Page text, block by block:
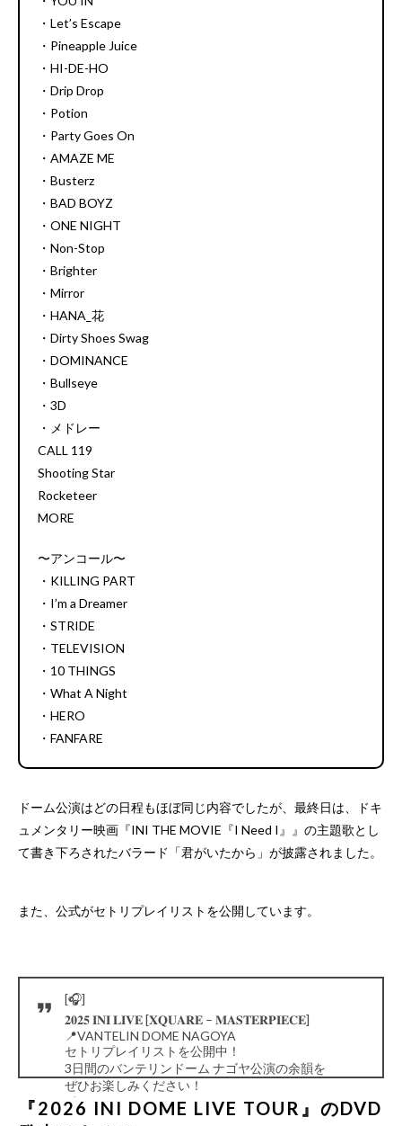
・Let’s Escape
・Pineapple Juice
・HI-DE-HO
・Drip Drop
・Potion
・Party Goes On
・AMAZE ME
・Busterz
・BAD BOYZ
・ONE NIGHT
・Non-Stop
・Brighter
・Mirror
・HANA_花
・Dirty Shoes Swag
・DOMINANCE
・Bullseye
・3D
・メドレー
CALL 119
Shooting Star
Rocketeer
MORE
〜アンコール〜
・KILLING PART
・I’m a Dreamer
・STRIDE
・TELEVISION
・10 THINGS
・What A Night
・HERO
・FANFARE
ドーム公演はどの日程もほぼ同じ内容でしたが、最終日は、ドキ
ュメンタリー映画『INI THE MOVIE『I Need I』』の主題歌とし
て書き下ろされたバラード「君がいたから」が披露されました。
また、公式がセトリプレイリストを公開しています。
[🎧]
𝟐𝟎𝟐𝟓 𝐈𝐍𝐈 𝐋𝐈𝐕𝐄 [𝐗𝐐𝐔𝐀𝐑𝐄 – 𝐌𝐀𝐒𝐓𝐄𝐑𝐏𝐈𝐄𝐂𝐄]
📍VANTELIN DOME NAGOYA
セトリプレイリストを公開中！
3日間のバンテリンドーム ナゴヤ公演の余韻を
ぜひお楽しみください！
🔗https://t.co/YriD6MxaaA#INI
#INI_XQUARE_MASTERPIECE
『2026 INI DOME LIVE TOUR』のDVD